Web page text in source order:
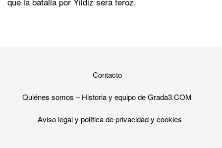
Contacto
Quiénes somos – Historia y equipo de Grada3.COM
Aviso legal y política de privacidad y cookies​